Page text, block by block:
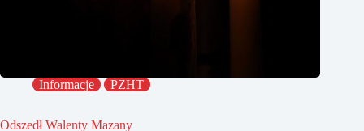
Informacje PZHT
Odszedł Walenty Mazany